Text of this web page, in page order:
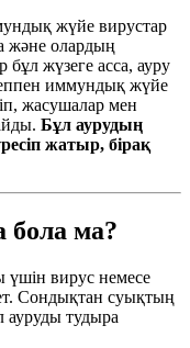
жүйе вирустар
және олардың
жүзеге асса, ауру
иммундық жүйе
жасушалар мен
Бұл аурудың
жатыр, бірақ
ма?
үшін вирус немесе
Сондықтан суықтың
ауруды тудыра